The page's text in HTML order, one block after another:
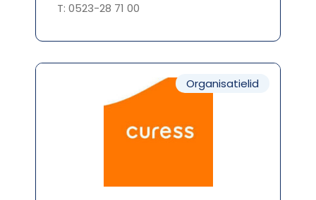
T: 0523-28 71 00
Organisatielid